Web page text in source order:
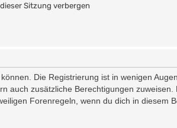
Sitzung verbergen
Die Registrierung ist in wenigen
auch zusätzliche Berechtigungen
Forenregeln, wenn du dich in diesem